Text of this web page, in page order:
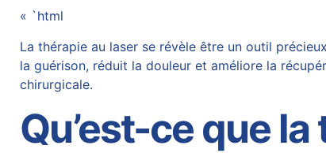
« `html
La thérapie au laser se révèle être un outil
la guérison, réduit la douleur et améliore la
chirurgicale.
Qu’est-ce que